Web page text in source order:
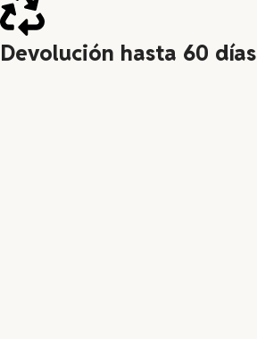
Devolución hasta 60 días